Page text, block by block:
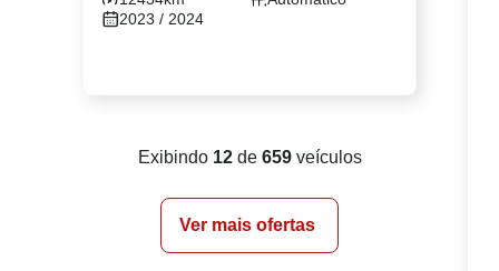
2023 / 2024
Exibindo 12de 659veículos
Ver mais ofertas